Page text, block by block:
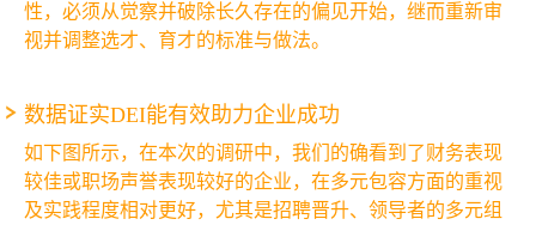
性，必须从觉察并破除长久存在的偏见开始，继而重新审
视并调整选才、育才的标准与做法。
数据证实DEI能有效助力企业成功
如下图所示，在本次的调研中，我们的确看到了财务表现
较佳或职场声誉表现较好的企业，在多元包容方面的重视
及实践程度相对更好，尤其是招聘晋升、领导者的多元组